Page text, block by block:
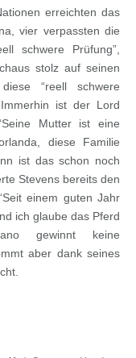
erreichten das
vier verpassten die
schwere Prüfung”,
stolz auf seinen
“reell schwere
ist der Lord
Mutter ist eine
diese Familie
ist das schon noch
Stevens bereits den
einem guten Jahr
ich glaube das Pferd
gewinnt keine
aber dank seines